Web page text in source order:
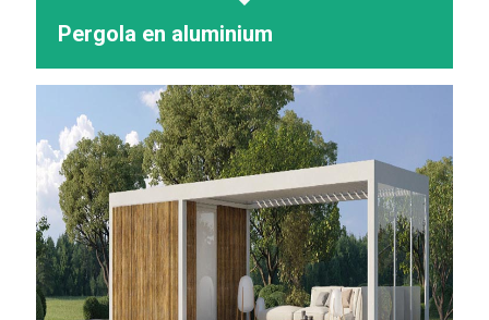
Pergola en aluminium